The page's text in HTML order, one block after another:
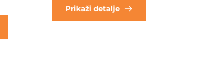
Prikaži detalje